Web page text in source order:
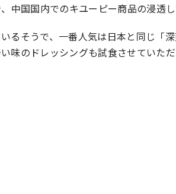
中国国内でのキユーピー商品の浸透
るそうで、一番人気は日本と同じ「
味のドレッシングも試食させていただ